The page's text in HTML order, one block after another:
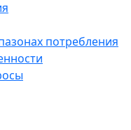
потребления